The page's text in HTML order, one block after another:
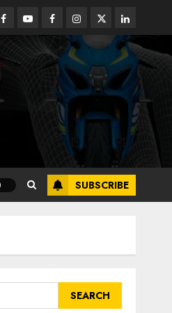
Facebook
YoutubeFacebookInstagram
Twitterlinkedin
SUBSCRIBE